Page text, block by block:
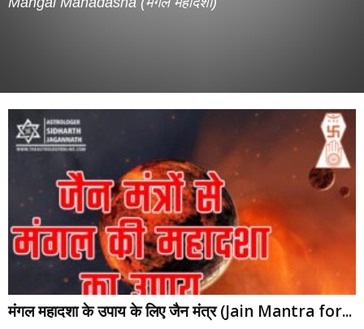
मंगल महादशा के उपाय के लिए जैन मंत्र (Jain Mantra for...